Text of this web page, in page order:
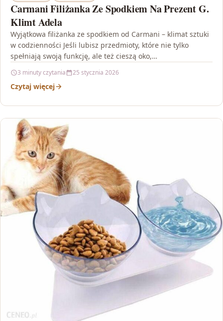
Carmani Filiżanka Ze Spodkiem Na Prezent G.
Klimt Adela
Wyjątkowa filiżanka ze spodkiem od Carmani – klimat sztuki
w codzienności Jeśli lubisz przedmioty, które nie tylko
spełniają swoją funkcję, ale też cieszą oko,…
3 minuty czytania 25 stycznia 2026
Czytaj więcej